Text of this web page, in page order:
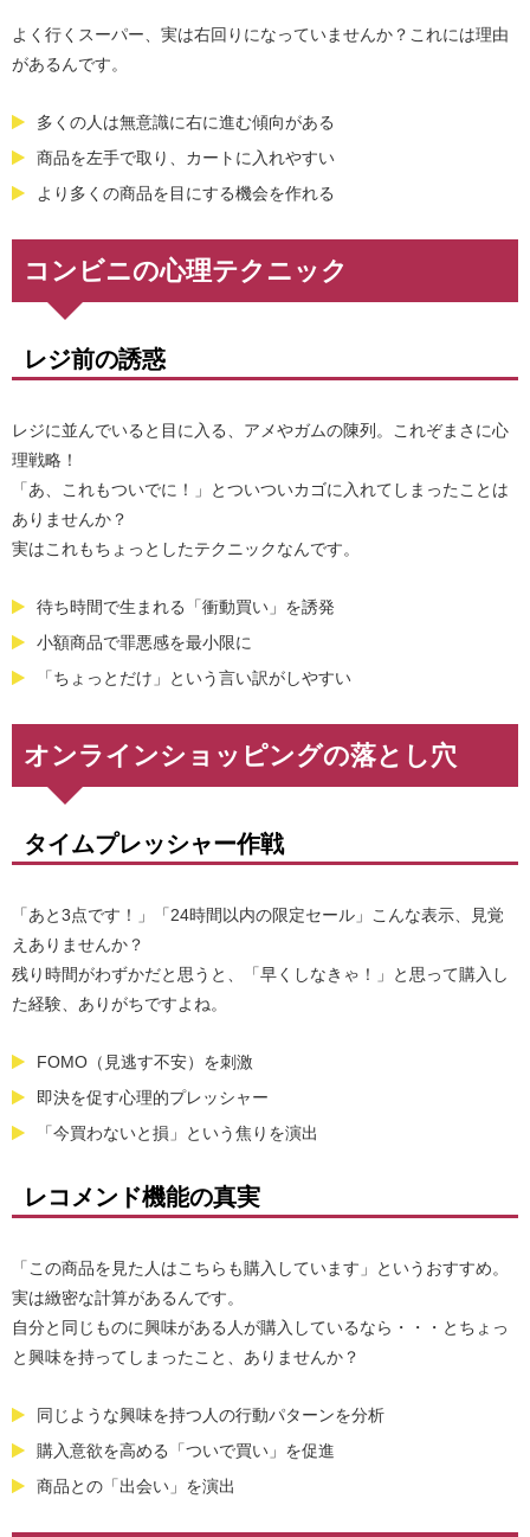
よく行くスーパー、実は右回りになっていませんか？これには理由
があるんです。
多くの人は無意識に右に進む傾向がある
商品を左手で取り、カートに入れやすい
より多くの商品を目にする機会を作れる
コンビニの心理テクニック
レジ前の誘惑
レジに並んでいると目に入る、アメやガムの陳列。これぞまさに心
理戦略！
「あ、これもついでに！」とついついカゴに入れてしまったことは
ありませんか？
実はこれもちょっとしたテクニックなんです。
待ち時間で生まれる「衝動買い」を誘発
小額商品で罪悪感を最小限に
「ちょっとだけ」という言い訳がしやすい
オンラインショッピングの落とし穴
タイムプレッシャー作戦
「あと3点です！」「24時間以内の限定セール」こんな表示、見覚
えありませんか？
残り時間がわずかだと思うと、「早くしなきゃ！」と思って購入し
た経験、ありがちですよね。
FOMO（見逃す不安）を刺激
即決を促す心理的プレッシャー
「今買わないと損」という焦りを演出
レコメンド機能の真実
「この商品を見た人はこちらも購入しています」というおすすめ。
実は緻密な計算があるんです。
自分と同じものに興味がある人が購入しているなら・・・とちょっ
と興味を持ってしまったこと、ありませんか？
同じような興味を持つ人の行動パターンを分析
購入意欲を高める「ついで買い」を促進
商品との「出会い」を演出